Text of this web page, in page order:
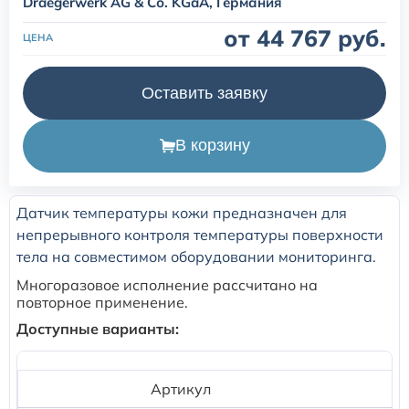
ЦЕНА от 44 767 руб.
Оставить заявку
В корзину
Датчик температуры кожи предназначен для
непрерывного контроля температуры поверхности
тела на совместимом оборудовании мониторинга.
Многоразовое исполнение рассчитано на
повторное применение.
Доступные варианты:
Артикул
Расходные материалы для транскутанного монитора
Расходные материалы к аппарату Авента-М
Расходные материалы к аппаратам ИВЛ Hamilton
Расходные материалы к аппаратам ИВЛ Mindray
Расходные материалы к аппаратам ИВЛ Drager
Расходные материалы к аппаратам Comen